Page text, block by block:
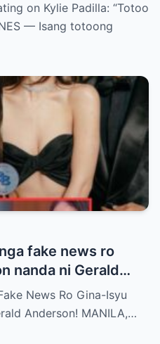
on Kylie Padilla: “Totoo
— Isang totoong
fake news ro
News Ro Gina-Isyu
Anderson! MANILA,…